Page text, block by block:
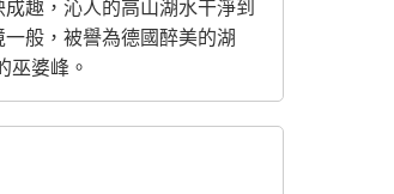
趣，沁人的高山湖水干淨到
般，被譽為德國醉美的湖
巫婆峰。